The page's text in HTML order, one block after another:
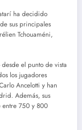
ha decidido
sus principales
Tchouaméni,
el punto de vista
los jugadores
Ancelotti y han
Además, sus
entre 750 y 800